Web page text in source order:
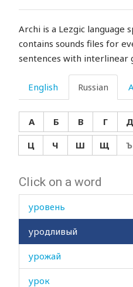
Archi is a Lezgic language
contains sounds files for
sentences with interlinear
English Russian
А Б В Г Д
Ц
Ч Ш Щ Ъ
Click on a word
упряжка
упрямо
упрямство
упрямый
ураган
ураза
урбеч
уровень
уродливый
урожай
урок